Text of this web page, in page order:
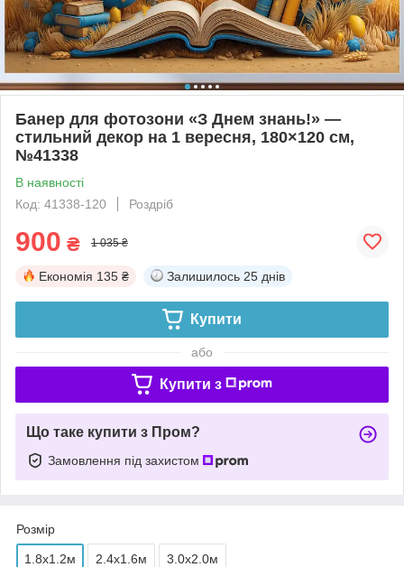
Банер для фотозони «З Днем знань!» —
стильний декор на 1 вересня, 180×120 см,
№41338
В наявності
Код: 41338-120
Роздріб
900 ₴ 1 035 ₴
Економія 135 ₴ Залишилось 25 днів
Купити
або
Купити з
Що таке купити з Пром?
Замовлення під захистом
Розмір
1.8x1.2м 2.4x1.6м 3.0x2.0м